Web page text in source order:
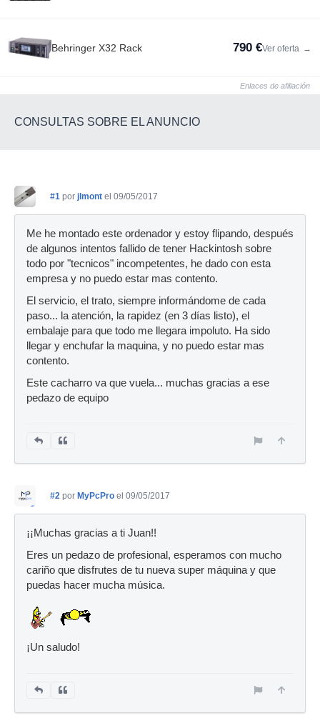
Behringer X32 Rack 790 €Ver oferta →
Enlaces de afiliación
CONSULTAS SOBRE EL ANUNCIO
#1 por jlmont el 09/05/2017
Me he montado este ordenador y estoy flipando, después
de algunos intentos fallido de tener Hackintosh sobre
todo por "tecnicos" incompetentes, he dado con esta
empresa y no puedo estar mas contento.
El servicio, el trato, siempre informándome de cada
paso... la atención, la rapidez (en 3 días listo), el
embalaje para que todo me llegara impoluto. Ha sido
llegar y enchufar la maquina, y no puedo estar mas
contento.
Este cacharro va que vuela... muchas gracias a ese
pedazo de equipo
#2 por MyPcPro el 09/05/2017
¡¡Muchas gracias a ti Juan!!
Eres un pedazo de profesional, esperamos con mucho
cariño que disfrutes de tu nueva super máquina y que
puedas hacer mucha música.
¡Un saludo!